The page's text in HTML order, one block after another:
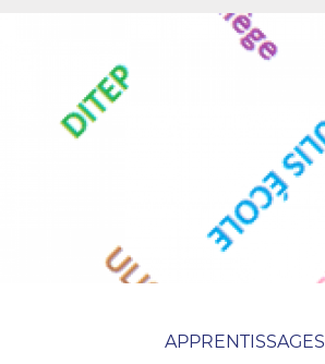
APPRENTISSAGES